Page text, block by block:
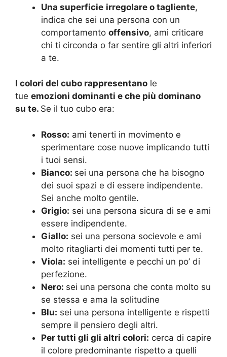
Una superficie irregolare o tagliente,
indica che sei una persona con un
comportamento offensivo, ami criticare
chi ti circonda o far sentire gli altri inferiori
a te.
I colori del cubo rappresentano le
tue emozioni dominanti e che più dominano
su te. Se il tuo cubo era:
Rosso: ami tenerti in movimento e
sperimentare cose nuove implicando tutti
i tuoi sensi.
Bianco: sei una persona che ha bisogno
dei suoi spazi e di essere indipendente.
Sei anche molto gentile.
Grigio: sei una persona sicura di se e ami
essere indipendente.
Giallo: sei una persona socievole e ami
molto ritagliarti dei momenti tutti per te.
Viola: sei intelligente e pecchi un po’ di
perfezione.
Nero: sei una persona che conta molto su
se stessa e ama la solitudine
Blu: sei una persona intelligente e rispetti
sempre il pensiero degli altri.
Per tutti gli gli altri colori: cerca di capire
il colore predominante rispetto a quelli